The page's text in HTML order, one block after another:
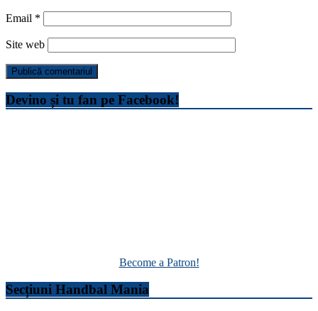
Email *
Site web
Devino și tu fan pe Facebook!
Become a Patron!
Secțiuni Handbal Mania